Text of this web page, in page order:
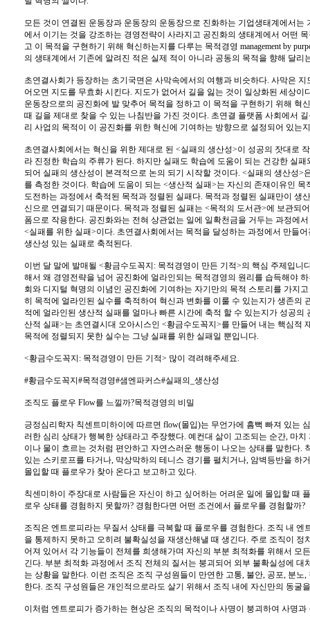
모든 것이 연결된 운동장과 운동장의 운동장으로 진화하는 기업생태계에서는
에서 이기는 것을 강조하는 경영전략이 사라지고 공진화의 생태계에서 어떤
고 이 목적을 구현하기 위해 혁신하는지를 다루는 목적경영 management by
의 생태계에서 기존에 알려진 적은 실제 적이 아니라 공동의 목적을 향해 달리
초연결사회가 등장하는 초기국면은 사막속에서의 여행과 비슷하다. 사막은
어오면 지도를 무효화 시킨다. 지도가 없어서 길을 잃는 것이 일상화된 세상이
운동장으로의 공진화에 발 맞추어 목적을 정하고 이 목적을 구현하기 위해 혁
때 길을 제대로 찾을 수 있는 나침반을 가진 것이다. 초연결 플랫폼 사회에서
리 사업의 목적이 이 공진화를 위한 혁신에 기여하는 방향으로 설정되어 있는
초연결사회에서는 혁신을 위한 제대로 된 <실패의 생산성>이 성공의 잣대로
라 진정한 학습의 주류가 된다. 하지만 실패도 학습에 도움이 되는 건강한 실
되어 실패의 생산성이 본격적으로 논의 되기 시작할 것이다. <실패의 생산성>
를 측정한 것이다. 학습에 도움이 되는 <생산적 실패>는 자신의 존재이유인
도전하는 과정에서 축적된 목적과 정렬된 실패다. 목적과 정렬된 실패만이 생
신으로 연결되기 때문이다. 목적과 정렬된 실패는 <목적의 도서관>에 보관되
폼으로 작용한다. 공진화와는 전혀 상관없는 일에 일확천금을 거두는 과정에
<실패를 위한 실패>이다. 초연결사회에서는 목적을 달성하는 과정에서 만들
생산성 있는 실패로 축적된다.
이번 달 말에 발매될 <황금수도꼭지: 목적경영이 만든 기적>의 핵심 주제입니
해서 왜 경영전략을 넘어 공진화에 얼라인되는 목적경영의 원리를 습득해야
회와 디지털 혁명의 이념인 공진화에 기여하는 자기만의 목적 스토리를 가지
히 목적에 얼라인된 실수를 축적하여 혁신과 변화를 이룰 수 있는지가 생존의
적에 얼라인된 생산적 실패를 얼마나 빠른 시간에 축적 할 수 있는지가 성공의
산적 실패>는 초연결시대 오아시스인 <황금수도꼭지>를 만들어 내는 핵심적
목적에 정렬되지 못한 실수는 그냥 실패를 위한 실패일 뿐입니다.
<황금수도꼭지: 목적경영이 만든 기적> 많이 격려해주세요.
#황금수도꼭지#목적경영#샘엔파커스#실패의_생산성
조직도 플로우 Flow를 느낄까?목적경영의 비밀
긍정심리학자 칙센트미하이에 따르면 flow(몰입)는 무언가에 흠뻑 빠져 있는
러한 심리 상태가 행복한 상태라고 주장했다. 예컨대 삶이 고조되는 순간, 마
이나 물이 흐르는 것처럼 편안하고 자연스러운 행동이 나오는 상태를 말한다.
있는 스키로프를 타거나, 막상막하의 테니스 경기를 펼치거나, 암벽등반을 하
몰입할 때 플로우가 찾아 온다고 보고하고 있다.
칙센미하이 주장대로 사람들은 자신이 하고 싶어하는 어려운 일에 몰입할 때
로우 상태를 경험하지 못할까? 경험한다면 어떤 조건에서 플로우를 경험할까?
조직은 엔트로피라는 무질서 상태를 극복할 때 플로우를 경험한다. 조직 내 엔
을 통제하지 못하고 오히려 불확실성을 재생산해낼 때 생긴다. 주로 조직이 정
어져 있어서 각 기능들이 전체를 희생해가며 자신의 부분 최적화를 위해서 모
긴다. 부분 최적화 과정에서 조직 전체의 질서는 붕괴되어 외부 불확실성에 대
는 상황을 말한다. 이런 조직은 조직 구성원들이 만연한 고통, 불안, 공포, 분노
한다. 조직 구성원들은 개인적으로라도 살기 위해서 조직 내에 자신만의 동굴
이처럼 엔트로피가 증가하는 현상은 조직의 목적이나 사명이 붕괴하여 사명